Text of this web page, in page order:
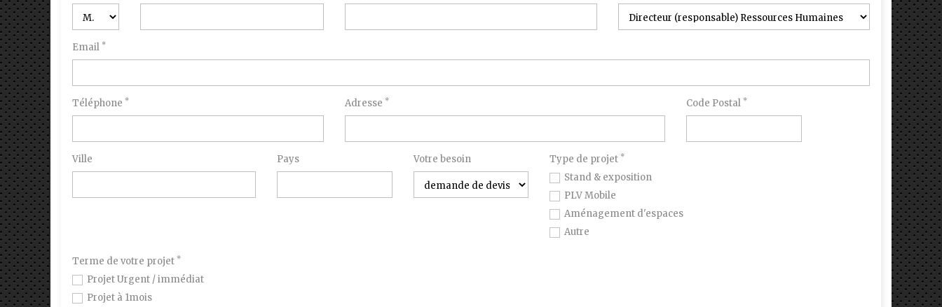
Email *
Téléphone * Adresse * Code Postal *
Ville Pays Votre besoin Type de projet *
Stand & exposition
PLV Mobile
Aménagement d'espaces
Autre
Terme de votre projet *
Projet Urgent / immédiat
Projet à 1mois